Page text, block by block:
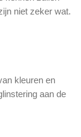
niet zeker wat.
kleuren en
aan de